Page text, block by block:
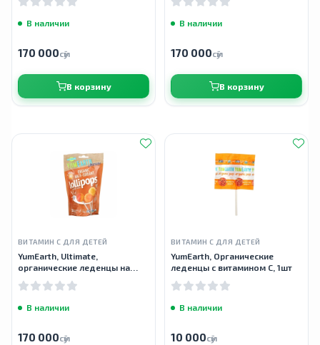
капсул
В наличии
170 000сӯм
В корзину
таблеток
В наличии
170 000сӯм
В корзину
ВИТАМИН С ДЛЯ ДЕТЕЙ
YumEarth, Ultimate,
органические леденцы на
со вкусом манго, апельсина,
В наличии
170 000сӯм
ВИТАМИН С ДЛЯ ДЕТЕЙ
YumEarth, Органические
леденцы с витамином С, 1шт
В наличии
10 000сӯм